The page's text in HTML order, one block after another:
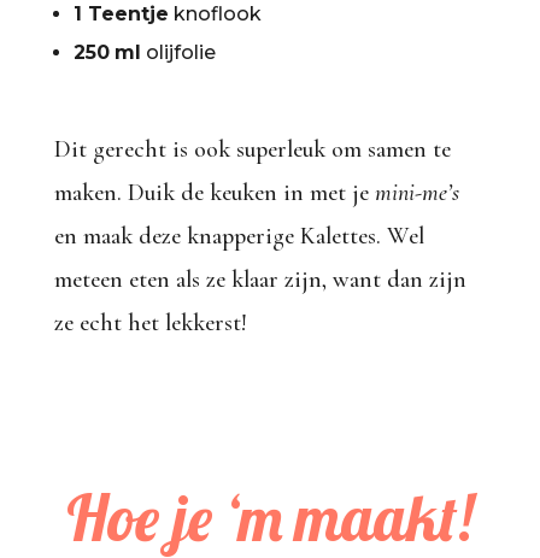
1 Teentje knoflook
250 ml olijfolie
Dit gerecht is ook superleuk om samen te
maken. Duik de keuken in met je mini-me’s
en maak deze knapperige Kalettes. Wel
meteen eten als ze klaar zijn, want dan zijn
ze echt het lekkerst!
Hoe je ‘m maakt!